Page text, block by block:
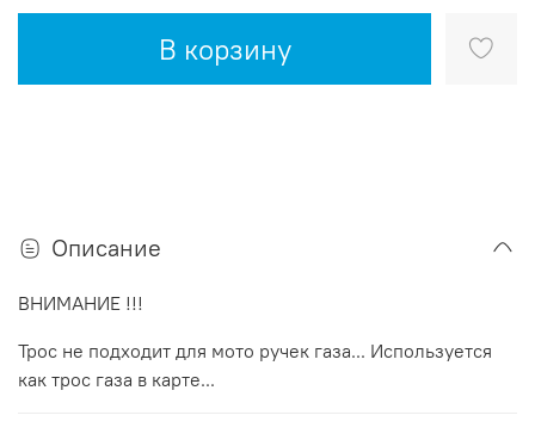
В корзину
Описание
ВНИМАНИЕ !!!
Трос не подходит для мото ручек газа... Используется
как трос газа в карте...